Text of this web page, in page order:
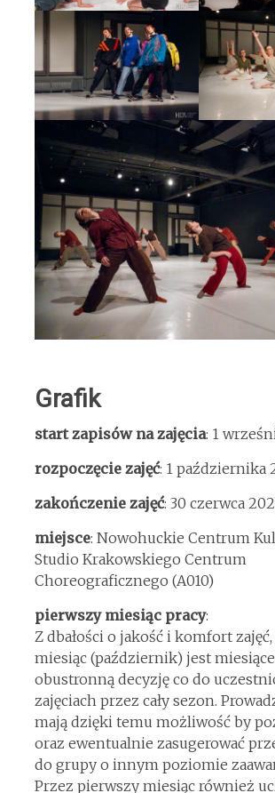
Grafik
start zapisów na zajęcia: 1
rozpoczęcie zajęć: 1 października
zakończenie zajęć: 30 czerwca
miejsce: Nowohuckie Centrum
Studio Krakowskiego Centrum
Choreograficznego (A010)
pierwszy miesiąc pracy:
Z dbałości o jakość i komfort
miesiąc (październik) jest
obustronną decyzję co do
zajęciach przez cały sezon.
mają dzięki temu możliwość by
oraz ewentualnie zasugerować
do grupy o innym poziomie
Przez pierwszy miesiąc również